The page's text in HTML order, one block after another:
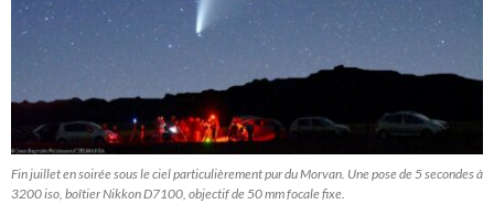
Fin juillet en soirée sous le ciel particulièrement pur du Morvan. Une pose de 5 secondes à
3200 iso, boîtier Nikkon D7100, objectif de 50 mm focale fixe.